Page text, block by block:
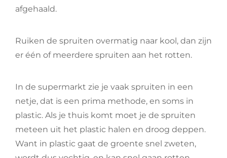
afgehaald.
Ruiken de spruiten overmatig naar kool, dan zijn
er één of meerdere spruiten aan het rotten.
In de supermarkt zie je vaak spruiten in een
netje, dat is een prima methode, en soms in
plastic. Als je thuis komt moet je de spruiten
meteen uit het plastic halen en droog deppen.
Want in plastic gaat de groente snel zweten,